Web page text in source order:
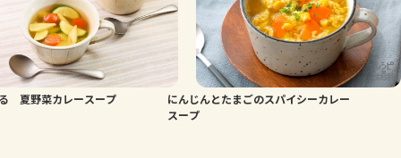
夏野菜カレースープ
にんじんとたまごのスパイシーカレー
スープ